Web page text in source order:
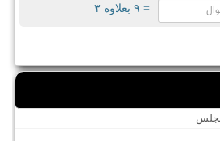
= ۹ بعلاوه ۳
مجلس